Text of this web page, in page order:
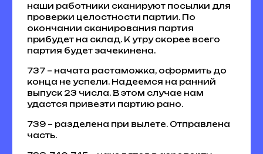
наши работники сканируют посылки для
проверки целостности партии. По
окончании сканирования партия
прибудет на склад. К утру скорее всего
партия будет зачекинена.
737 – начата растаможка, оформить до
конца не успели. Надеемся на ранний
выпуск 23 числа. В этом случае нам
удастся привезти партию рано.
739 – разделена при вылете. Отправлена
часть.